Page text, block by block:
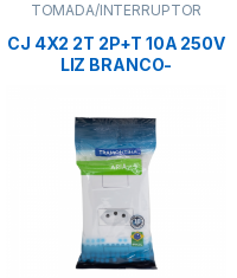
TOMADA/INTERRUPTOR
CJ 4X2 2T 2P+T 10A 250V
LIZ BRANCO-